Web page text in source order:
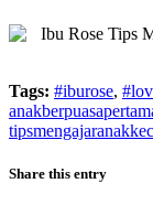
Tags: #iburose,
Share this entry